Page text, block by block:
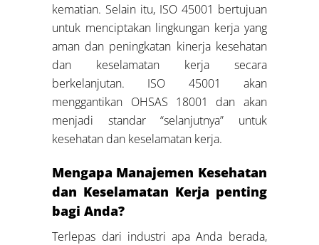
kematian. Selain itu, ISO 45001 bertujuan
untuk menciptakan lingkungan kerja yang
aman dan peningkatan kinerja kesehatan
dan keselamatan kerja secara
berkelanjutan. ISO 45001 akan
menggantikan OHSAS 18001 dan akan
menjadi standar “selanjutnya” untuk
kesehatan dan keselamatan kerja.
Mengapa Manajemen Kesehatan
dan Keselamatan Kerja penting
bagi Anda?
Terlepas dari industri apa Anda berada,